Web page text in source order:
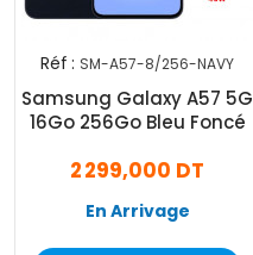
Réf : SM-A57-8/256-NAVY
Samsung Galaxy A57 5G
16Go 256Go Bleu Foncé
2 299,000 DT
En Arrivage